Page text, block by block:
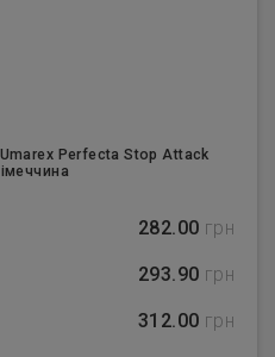
Perfecta Stop Attack
282.00 грн
293.90 грн
312.00 грн